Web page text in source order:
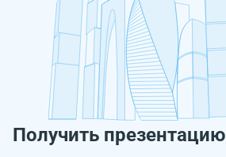
Получить презентацию